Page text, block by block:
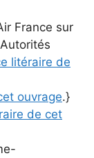
France sur
litéraire de
ouvrage.}
de cet